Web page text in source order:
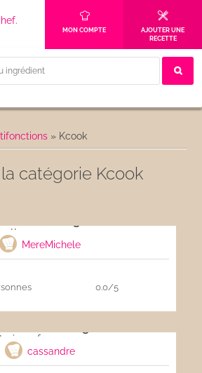
MON COMPTE
AJOUTER UNE
RECETTE
» Kcook
catégorie Kcook
MereMichele
0.0/5
cassandre